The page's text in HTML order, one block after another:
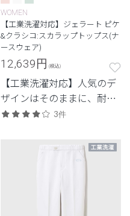
WOMEN
【工業洗濯対応】ジェラート ピケ
&クラシコ:スカラップトップス(ナ
ースウェア)
12,639円 (税込)
【工業洗濯対応】人気のデ
ザインはそのままに、耐久
性を兼ね備えたモデル
3件